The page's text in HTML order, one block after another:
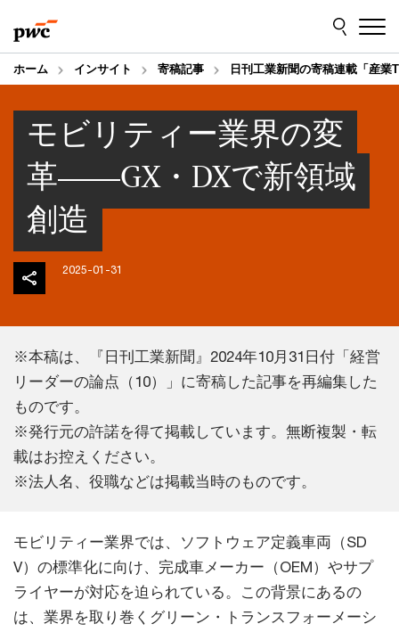
to
content
to
footer
ホーム インサイト 寄稿記事 日刊工業新聞の寄稿連載「産業
モビリティー業界の変
革――GX・DXで新領域
創造
2025-01-31
※本稿は、『日刊工業新聞』2024年10月31日付「経営
リーダーの論点（10）」に寄稿した記事を再編集した
ものです。
※発行元の許諾を得て掲載しています。無断複製・転
載はお控えください。
※法人名、役職などは掲載当時のものです。
モビリティー業界では、ソフトウェア定義車両（SD
V）の標準化に向け、完成車メーカー（OEM）やサプ
ライヤーが対応を迫られている。この背景にあるの
は、業界を取り巻くグリーン・トランスフォーメーシ